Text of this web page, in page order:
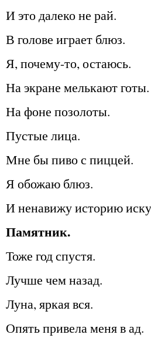
И это далеко не рай.
В голове играет блюз.
Я, почему-то, остаюсь.
На экране мелькают готы.
На фоне позолоты.
Пустые лица.
Мне бы пиво с пиццей.
Я обожаю блюз.
И ненавижу историю
Памятник.
Тоже год спустя.
Лучше чем назад.
Луна, яркая вся.
Опять привела меня в ад.